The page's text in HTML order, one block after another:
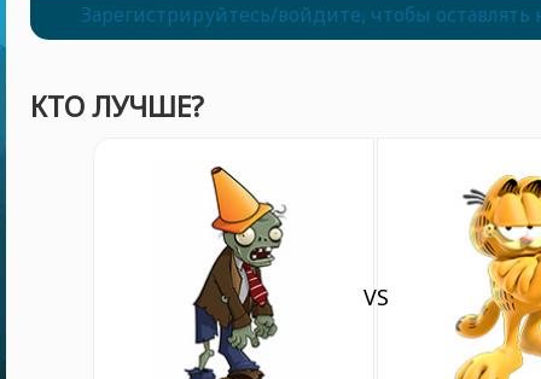
Зарегистрируйтесь/войдите, чтобы
КТО ЛУЧШЕ?
VS